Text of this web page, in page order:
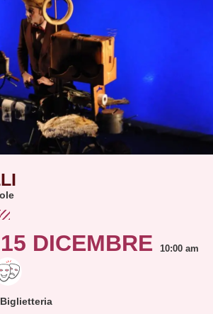
DICEMBRE 10:00 am
Biglietteria